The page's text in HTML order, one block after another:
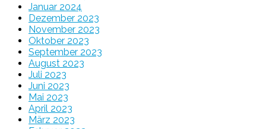
Januar 2024
Dezember 2023
November 2023
Oktober 2023
September 2023
August 2023
Juli 2023
Juni 2023
Mai 2023
April 2023
März 2023